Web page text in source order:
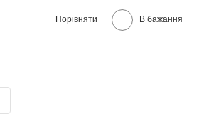
Порівняти В бажання